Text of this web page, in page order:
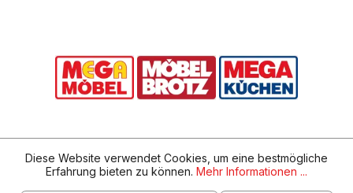
Diese Website verwendet Cookies, um eine bestmögliche
Erfahrung bieten zu können. Mehr Informationen ...